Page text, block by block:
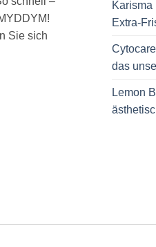
Sie sich
Karisma
Extra-
das
Lemon